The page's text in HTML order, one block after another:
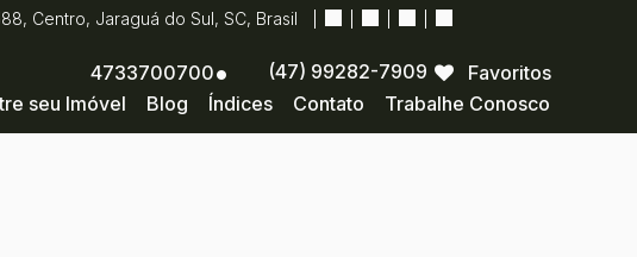
, Centro, Jaraguá do Sul, SC, Brasil
Trabalhe Conosco
Contato
Índices
Blog
seu Imóvel
Favoritos
4733700700 (47) 99282-7909